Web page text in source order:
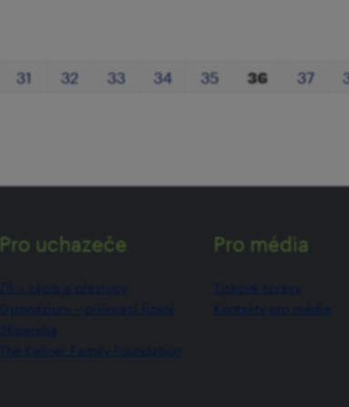
31 32 33 34 35 36 37
Pro uchazeče Pro média